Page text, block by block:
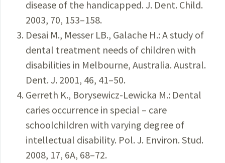
disease of the handicapped. J. Dent. Child.
2003, 70, 153–158.
Desai M., Messer LB., Galache H.: A study of
dental treatment needs of children with
disabilities in Melbourne, Australia. Austral.
Dent. J. 2001, 46, 41–50.
Gerreth K., Borysewicz-Lewicka M.: Dental
caries occurrence in special – care
schoolchildren with varying degree of
intellectual disability. Pol. J. Environ. Stud.
2008, 17, 6A, 68–72.